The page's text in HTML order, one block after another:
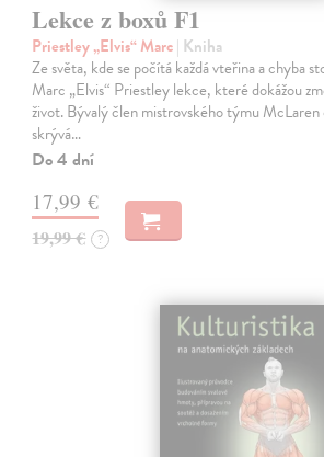
Lekce z boxů F1
Priestley „Elvis“ Marc| Kniha
Ze světa, kde se počítá každá vteřina a chyba
Marc „Elvis“ Priestley lekce, které dokážou
život. Bývalý člen mistrovského týmu McLaren
skrývá…
Do 4 dní
17,99 €
19,99 € ?